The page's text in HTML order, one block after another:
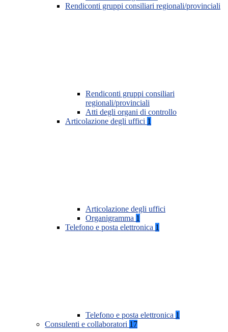
Rendiconti gruppi consiliari regionali/provinciali
Rendiconti gruppi consiliari
regionali/provinciali
Atti degli organi di controllo
Articolazione degli uffici 1
Articolazione degli uffici
Organigramma 1
Telefono e posta elettronica 1
Telefono e posta elettronica 1
Consulenti e collaboratori 17